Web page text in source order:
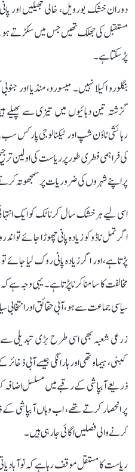
دوران خشک بورویل، خالی جھیلیں اور
مستقبل کی جھلک تھیں جس میں سکڑتے
پڑ سکتا ہے۔
بنگلورو اکیلا نہیں۔ میسورو، منڈیا اور
گزشتہ تین دہائیوں میں تیزی سے پھیلے
رہائشی ٹاؤن شپ اور ٹیکنالوجی پارکس سب
کی فراہمی فطری طور پر ریاست کی اولین
پر اپنے شہروں کی ضروریات پر سمجھوتہ
اسی لیے ہر خشک سال کرناٹک کو ایک
اگر تمل ناڈو کو زیادہ پانی چھوڑا جائے تو
پڑتا ہے، اور اگر زیادہ پانی روک لیا جائے
مخالفت کا سامنا کرنا پڑتا ہے۔ یہی وجہ ہے
سیاسی جماعت سے ہو، آبی حقائق اور
زرعی شعبہ بھی اسی طرح بڑی تبدیلی
کبنی، ہیماوتھی اور ہارانگی جیسے آبی
ذریعے آبپاشی کے رقبے میں مسلسل
پر انحصار کرتے تھے، اب وہاں آبپاشی کے
کرنے والی فصلیں اگائی جا رہی ہیں۔
ریاست کا مستقل موقف رہا ہے کہ